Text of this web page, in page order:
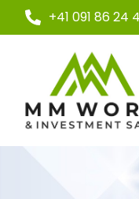
+41 091 86 24